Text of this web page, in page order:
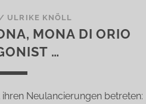
/ ULRIKE KNÖLL
MONA DI ORIO
…
Neulancierungen betreten: